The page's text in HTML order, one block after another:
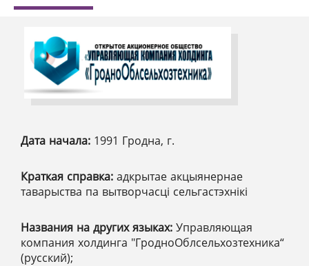
Дата начала: 1991 Гродна, г.
Краткая справка: адкрытае акцыянернае
таварыства па вытворчасці сельгастэхнікі
Названия на других языках: Управляющая
компания холдинга "ГродноОблсельхозтехника“
(русский);